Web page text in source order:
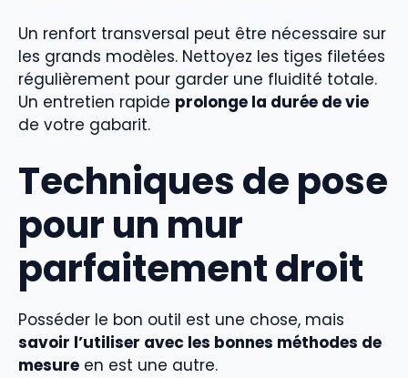
Un renfort transversal peut être nécessaire sur
les grands modèles. Nettoyez les tiges filetées
régulièrement pour garder une fluidité totale.
Un entretien rapide prolonge la durée de vie
de votre gabarit.
Techniques de pose
pour un mur
parfaitement droit
Posséder le bon outil est une chose, mais
savoir l’utiliser avec les bonnes méthodes de
mesure en est une autre.